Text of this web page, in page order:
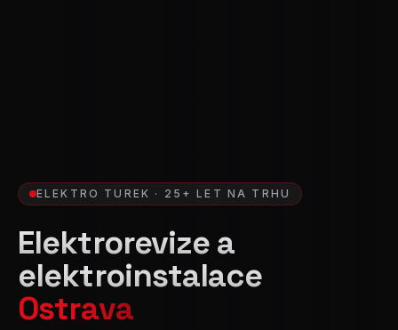
ELEKTRO TUREK · 25+ LET NA TRHU
Elektrorevize a
elektroinstalace
Ostrava